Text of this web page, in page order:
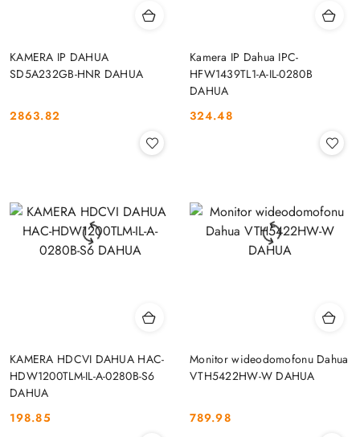
KAMERA IP DAHUA
SD5A232GB-HNR DAHUA
Cena:
2863.82
Kamera IP Dahua IPC-
HFW1439TL1-A-IL-0280B
DAHUA
Cena:
324.48
KAMERA HDCVI DAHUA HAC-
HDW1200TLM-IL-A-0280B-S6
DAHUA
Cena:
198.85
Monitor wideodomofonu Dahua
VTH5422HW-W DAHUA
Cena:
789.98